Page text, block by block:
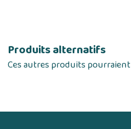
Produits alternatifs
Ces autres produits